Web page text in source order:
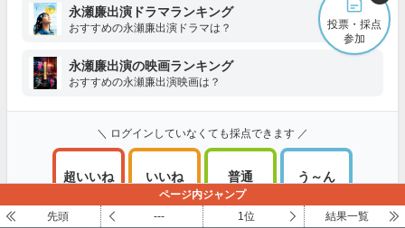
永瀬廉出演ドラマランキング
おすすめの永瀬廉出演ドラマは？
永瀬廉出演の映画ランキング
おすすめの永瀬廉出演映画は？
＼ ログインしていなくても採点できます ／
超いいね いいね
80～61点
普通
60～41点
う～ん
投票・採点
参加
ページ内ジャンプ
先頭
--- 1位 結果一覧